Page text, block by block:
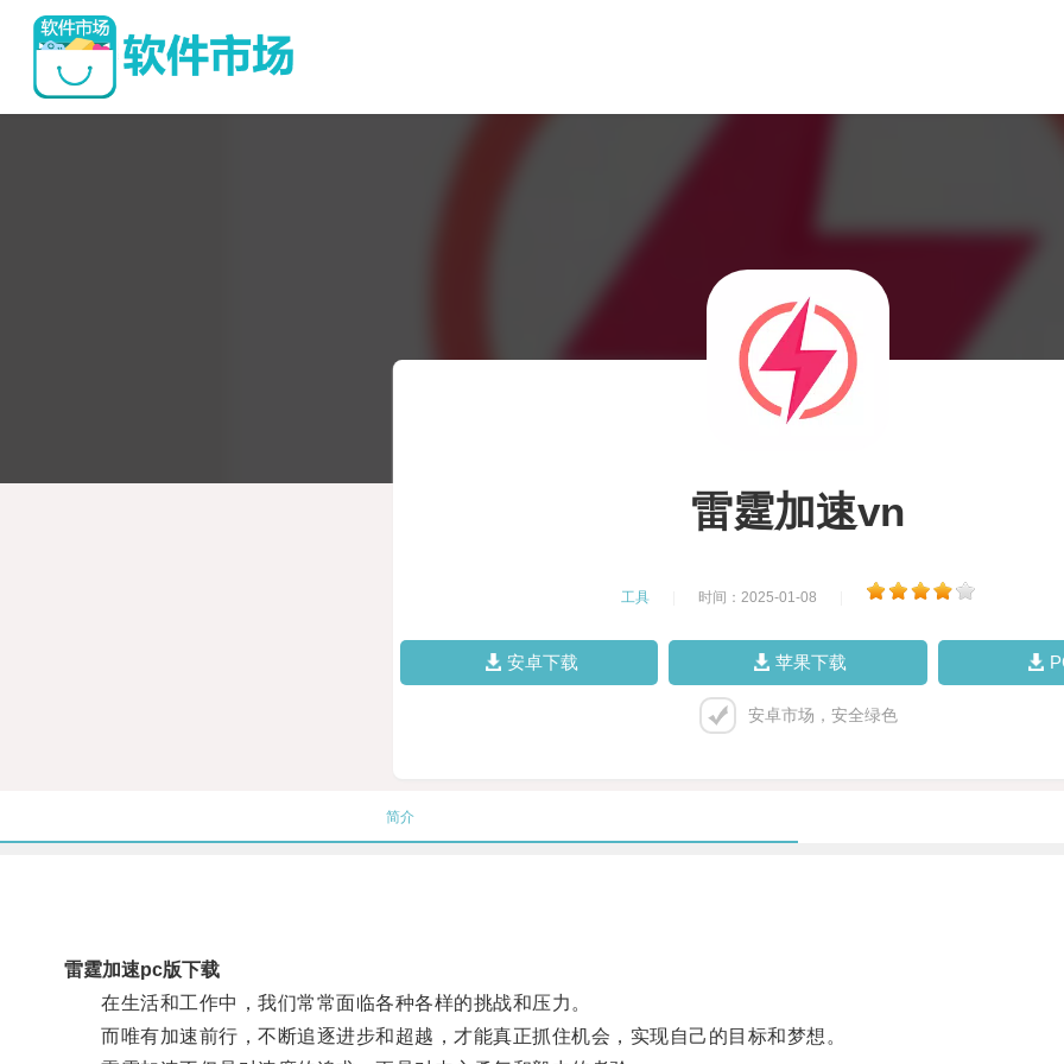
雷霆加速vn
工具 时间：2025-01-08
安卓下载 苹果下载
安卓市场，安全绿色
简介
雷霆加速pc版下载
在生活和工作中，我们常常面临各种各样的挑战和压力。
而唯有加速前行，不断追逐进步和超越，才能真正抓住机会，实现自己的目标和梦想。